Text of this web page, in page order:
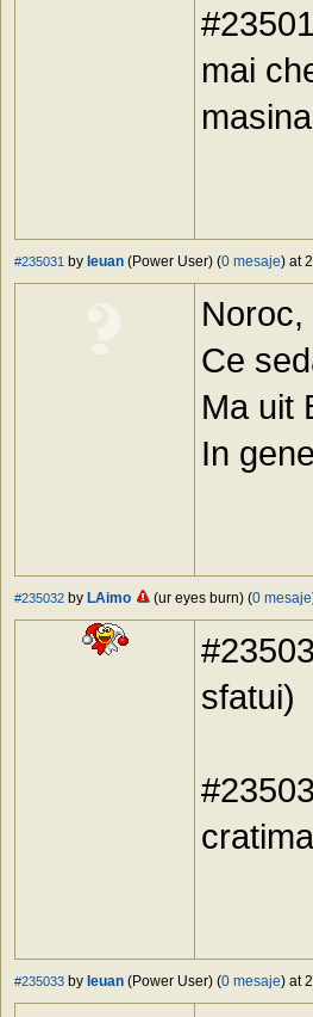
mai
#235031 by Ieuan (Power User) (0 mesaje) at
Ce
Ma uit
In
#235032 by LAimo (ur eyes burn) (0 mesaje
sfatui)
#235033 by Ieuan (Power User) (0 mesaje) at